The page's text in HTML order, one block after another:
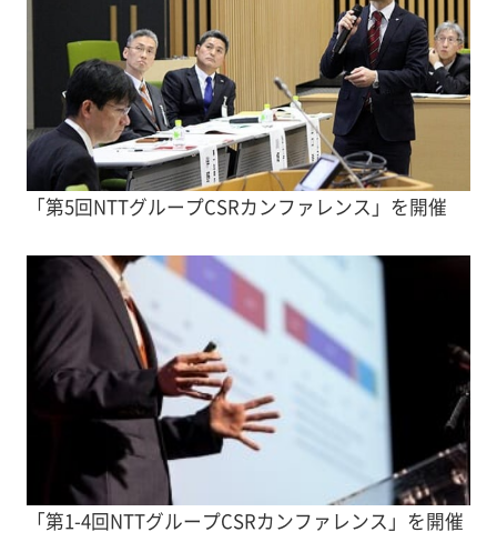
「第5回NTTグループCSRカンファレンス」を開催
「第1-4回NTTグループCSRカンファレンス」を開催